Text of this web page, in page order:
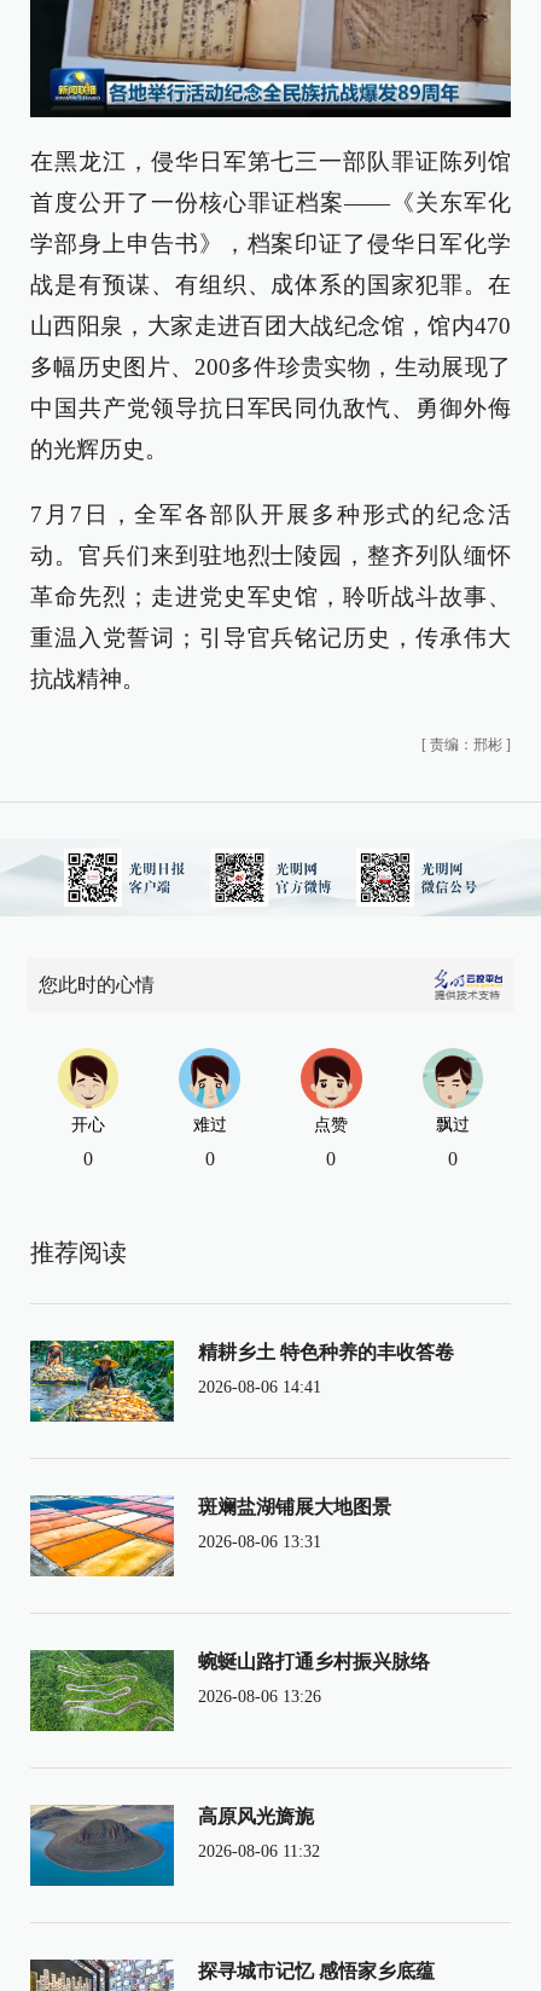
在黑龙江，侵华日军第七三一部队罪证陈列馆
首度公开了一份核心罪证档案——《关东军化
学部身上申告书》，档案印证了侵华日军化学
战是有预谋、有组织、成体系的国家犯罪。在
山西阳泉，大家走进百团大战纪念馆，馆内470
多幅历史图片、200多件珍贵实物，生动展现了
中国共产党领导抗日军民同仇敌忾、勇御外侮
的光辉历史。
7月7日，全军各部队开展多种形式的纪念活
动。官兵们来到驻地烈士陵园，整齐列队缅怀
革命先烈；走进党史军史馆，聆听战斗故事、
重温入党誓词；引导官兵铭记历史，传承伟大
抗战精神。
[ 责编：邢彬 ]
您此时的心情
开心
0
难过
0
点赞
0
飘过
0
推荐阅读
精耕乡土 特色种养的丰收答卷
2026-08-06 14:41
斑斓盐湖铺展大地图景
2026-08-06 13:31
蜿蜒山路打通乡村振兴脉络
2026-08-06 13:26
高原风光旖旎
2026-08-06 11:32
探寻城市记忆 感悟家乡底蕴